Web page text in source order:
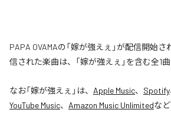
PAPA OVAMAの「嫁が強えぇ」が配信開始
信された楽曲は、「嫁が強えぇ」を含む全1
なお「嫁が強えぇ 」は、 Apple Music、 Spotify
YouTube Music、 Amazon Music Unlimitedな